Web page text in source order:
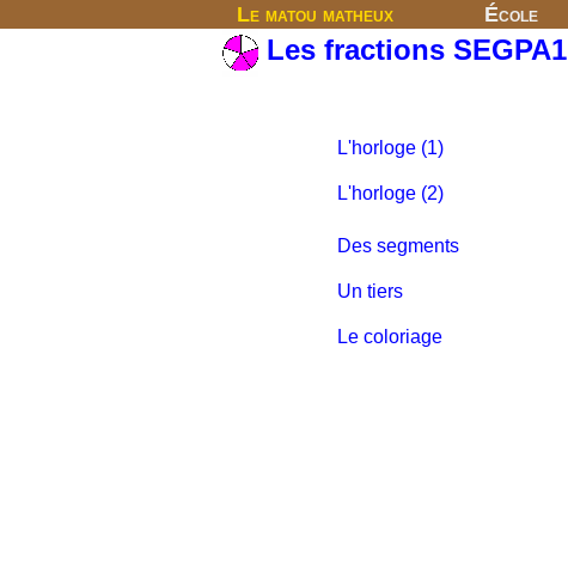
Le matou matheux École
Les fractions SEGPA1
L'horloge (1)
L'horloge (2)
Des segments
Un tiers
Le coloriage